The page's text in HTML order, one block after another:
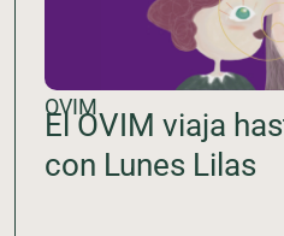
OVIM
El OVIM viaja
con Lunes Lilas